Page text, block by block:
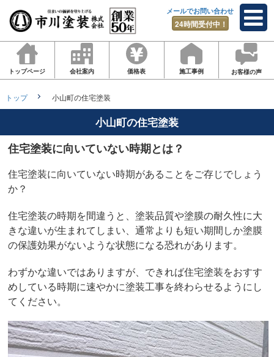
メールでお問い合わせ
24時間受付中！
トップページ 会社案内 価格表 施工事例 お客様の声
トップ 小山町の住宅塗装
小山町の住宅塗装
住宅塗装に向いていない時期とは？
住宅塗装に向いていない時期があることをご存じでしょう
か？
住宅塗装の時期を間違うと、塗装品質や塗膜の耐久性に大
きな違いが生まれてしまい、通常よりも短い期間しか塗膜
の保護効果がないような状態になる恐れがあります。
わずかな違いではありますが、できれば住宅塗装をおすす
めしている時期に速やかに塗装工事を終わらせるようにし
てください。